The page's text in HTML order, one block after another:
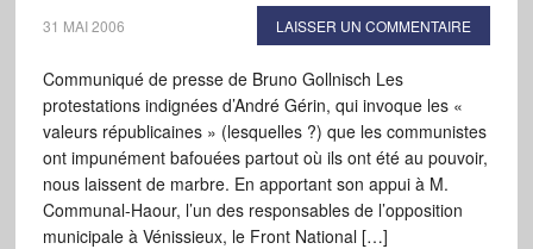
31 MAI 2006 LAISSER UN COMMENTAIRE
Communiqué de presse de Bruno Gollnisch Les
protestations indignées d’André Gérin, qui invoque les «
valeurs républicaines » (lesquelles ?) que les communistes
ont impunément bafouées partout où ils ont été au pouvoir,
nous laissent de marbre. En apportant son appui à M.
Communal-Haour, l’un des responsables de l’opposition
municipale à Vénissieux, le Front National […]